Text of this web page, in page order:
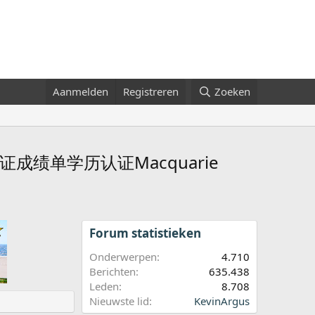
Aanmelden Registreren Zoeken
成绩单学历认证Macquarie
Forum statistieken
Onderwerpen
4.710
Berichten
635.438
Leden
8.708
Nieuwste lid
KevinArgus